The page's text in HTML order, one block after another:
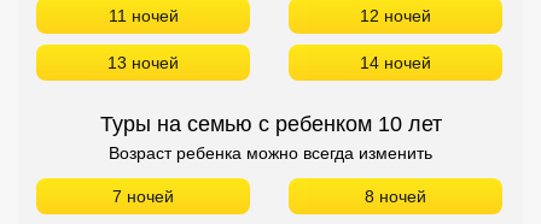
11 ночей 12 ночей
13 ночей 14 ночей
Туры на семью с ребенком 10 лет
Возраст ребенка можно всегда изменить
7 ночей 8 ночей